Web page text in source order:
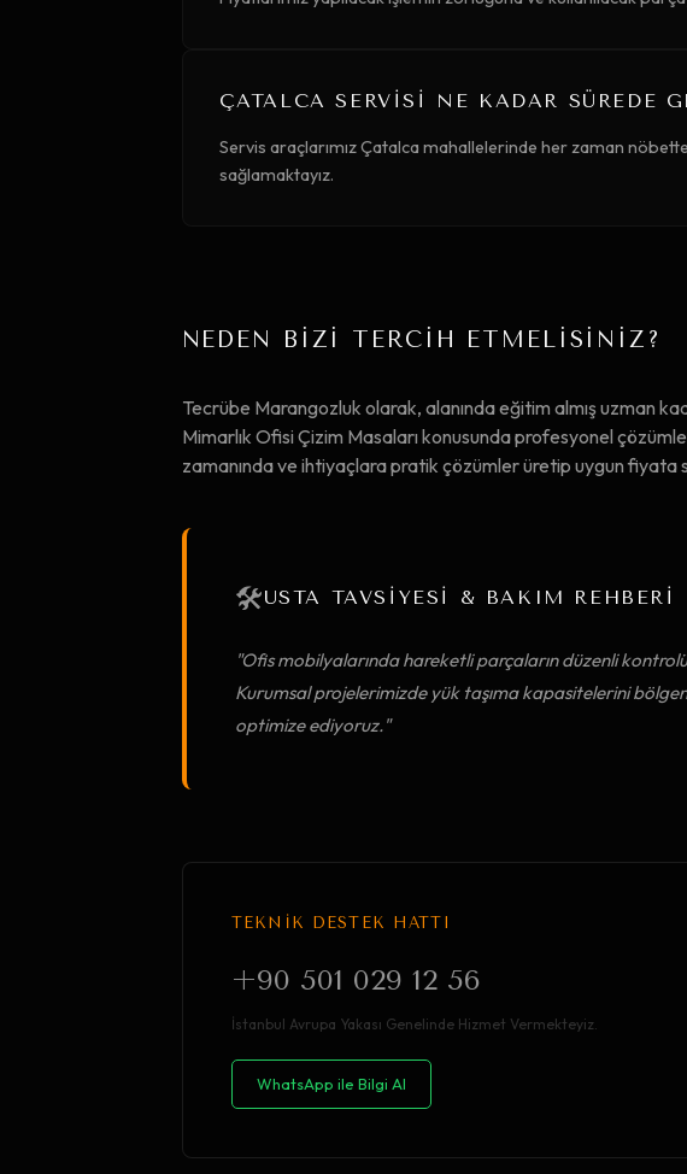
ÇATALCA SERVISI NE KADAR SÜREDE
Servis araçlarımız Çatalca mahallelerinde her zaman
sağlamaktayız.
NEDEN BİZİ TERCİH ETMELİSİNİZ?
Tecrübe Marangozluk olarak, alanında eğitim almış uzman
Mimarlık Ofisi Çizim Masaları konusunda profesyonel
zamanında ve ihtiyaçlara pratik çözümler üretip uygun fiyata
🛠️USTA TAVSİYESİ & BAKIM REHBERİ
"Ofis mobilyalarında hareketli parçaların düzenli
Kurumsal projelerimizde yük taşıma kapasitelerini
optimize ediyoruz."
TEKNİK DESTEK HATTI
+90 501 029 12 56
İstanbul Avrupa Yakası Genelinde Hizmet Vermekteyiz.
WhatsApp ile Bilgi Al